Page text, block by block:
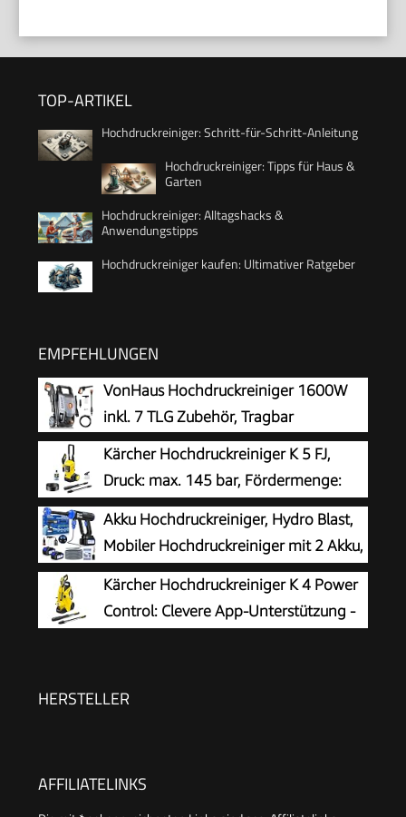
TOP-ARTIKEL
Hochdruckreiniger: Schritt-für-Schritt-Anleitung
Hochdruckreiniger: Tipps für Haus &
Garten
Hochdruckreiniger: Alltagshacks &
Anwendungstipps
Hochdruckreiniger kaufen: Ultimativer Ratgeber
EMPFEHLUNGEN
VonHaus Hochdruckreiniger 1600W
inkl. 7 TLG Zubehör, Tragbar
Kärcher Hochdruckreiniger K 5 FJ,
Druck: max. 145 bar, Fördermenge:
500 l/h, Flächenleistung: 40 m²/h,
Wasserfilter, Gewicht: 6,3 kg, HD-
Pistole,Dreckfräser, Vario Power Jet,
Schaumdüse
Akku Hochdruckreiniger, Hydro Blast,
Mobiler Hochdruckreiniger mit 2 Akku,
Akku Druckreiniger für die Balkon- und
Autowäsche, Hochdruckreiniger Akku mit 6-in-1
Multifunktionsdüse
Kärcher Hochdruckreiniger K 4 Power
Control: Clevere App-Unterstützung -
HERSTELLER
AFFILIATELINKS